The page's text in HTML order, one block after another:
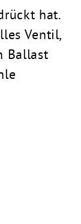
hat.
Ventil,
Ballast